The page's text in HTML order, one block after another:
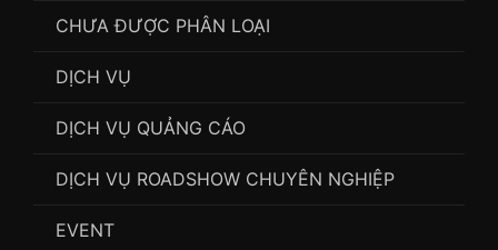
CHƯA ĐƯỢC PHÂN LOẠI
DỊCH VỤ
DỊCH VỤ QUẢNG CÁO
DỊCH VỤ ROADSHOW CHUYÊN NGHIỆP
EVENT